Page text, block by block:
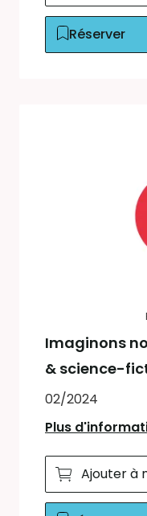
Réserver
Imaginons
& science-
02/2024
Plus
Ajouter à